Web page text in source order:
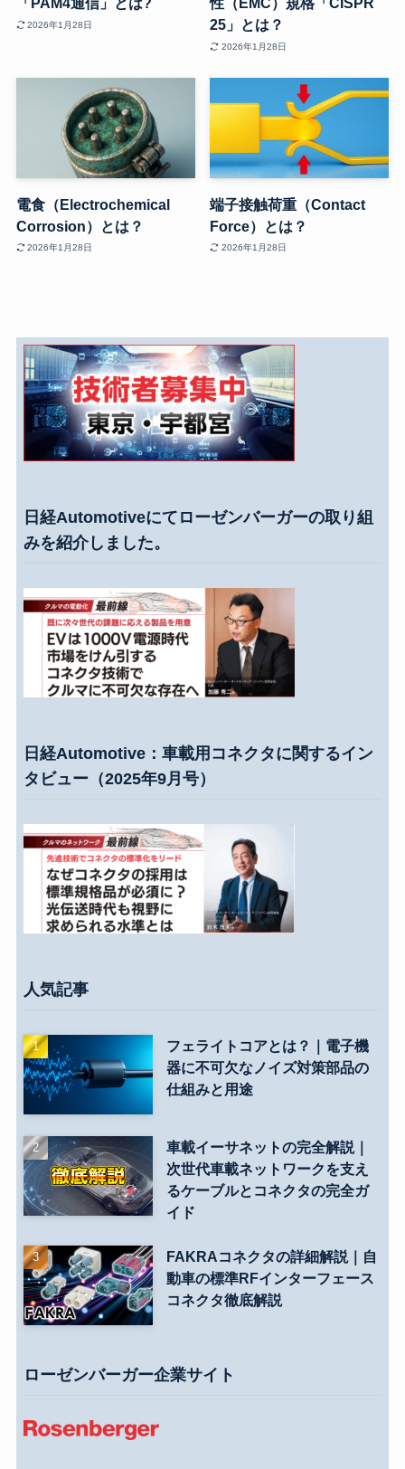
2026年1月28日
25」とは？
2026年1月28日
電食（Electrochemical
Corrosion）とは？
2026年1月28日
端子接触荷重（Contact
Force）とは？
2026年1月28日
日経Automotiveにてローゼンバーガーの取り組
みを紹介しました。
日経Automotive：車載用コネクタに関するイン
タビュー（2025年9月号）
人気記事
フェライトコアとは？｜電子機
器に不可欠なノイズ対策部品の
仕組みと用途
車載イーサネットの完全解説｜
次世代車載ネットワークを支え
るケーブルとコネクタの完全ガ
イド
FAKRAコネクタの詳細解説｜自
動車の標準RFインターフェース
コネクタ徹底解説
ローゼンバーガー企業サイト